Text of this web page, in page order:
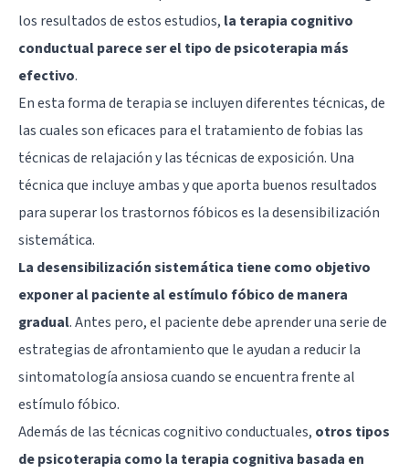
los resultados de estos estudios, la terapia cognitivo
conductual parece ser el tipo de psicoterapia más
efectivo.
En esta forma de terapia se incluyen diferentes técnicas, de
las cuales son eficaces para el tratamiento de fobias las
técnicas de relajación y las técnicas de exposición. Una
técnica que incluye ambas y que aporta buenos resultados
para superar los trastornos fóbicos es la desensibilización
sistemática.
La desensibilización sistemática tiene como objetivo
exponer al paciente al estímulo fóbico de manera
gradual. Antes pero, el paciente debe aprender una serie de
estrategias de afrontamiento que le ayudan a reducir la
sintomatología ansiosa cuando se encuentra frente al
estímulo fóbico.
Además de las técnicas cognitivo conductuales, otros tipos
de psicoterapia como la terapia cognitiva basada en